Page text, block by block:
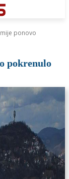
ponovo
pokrenulo